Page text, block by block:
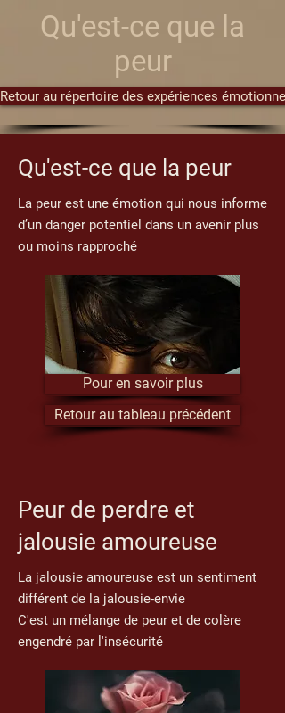
Qu'est-ce que la
peur
Retour au répertoire des expériences
Qu'est-ce que la peur
La peur est une émotion qui nous informe
d’un danger potentiel dans un avenir plus
ou moins rapproché
Pour en savoir plus
Retour au tableau précédent
Peur de perdre et
jalousie amoureuse
La jalousie amoureuse est un sentiment
différent de la jalousie-envie
C'est un mélange de peur et de colère
engendré par l'insécurité